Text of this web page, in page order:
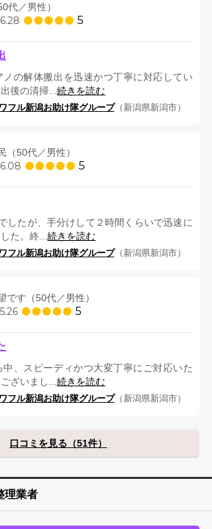
代／男性）
5
ノの解体搬出を迅速かつ丁寧に対応してい
後の清掃...続きを読む
フル新潟お助け隊グループ（新潟県新潟市）
（50代／男性）
5
したが、手分けして２時間くらいで迅速に
た。終...続きを読む
フル新潟お助け隊グループ（新潟県新潟市）
です（50代／男性）
5
中、スピーディかつ大変丁寧にご対応いた
ざいまし...続きを読む
フル新潟お助け隊グループ（新潟県新潟市）
口コミを見る（51件）
理業者